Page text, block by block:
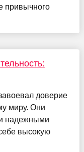
привычного
доверие
миру. Они
надежными
высокую